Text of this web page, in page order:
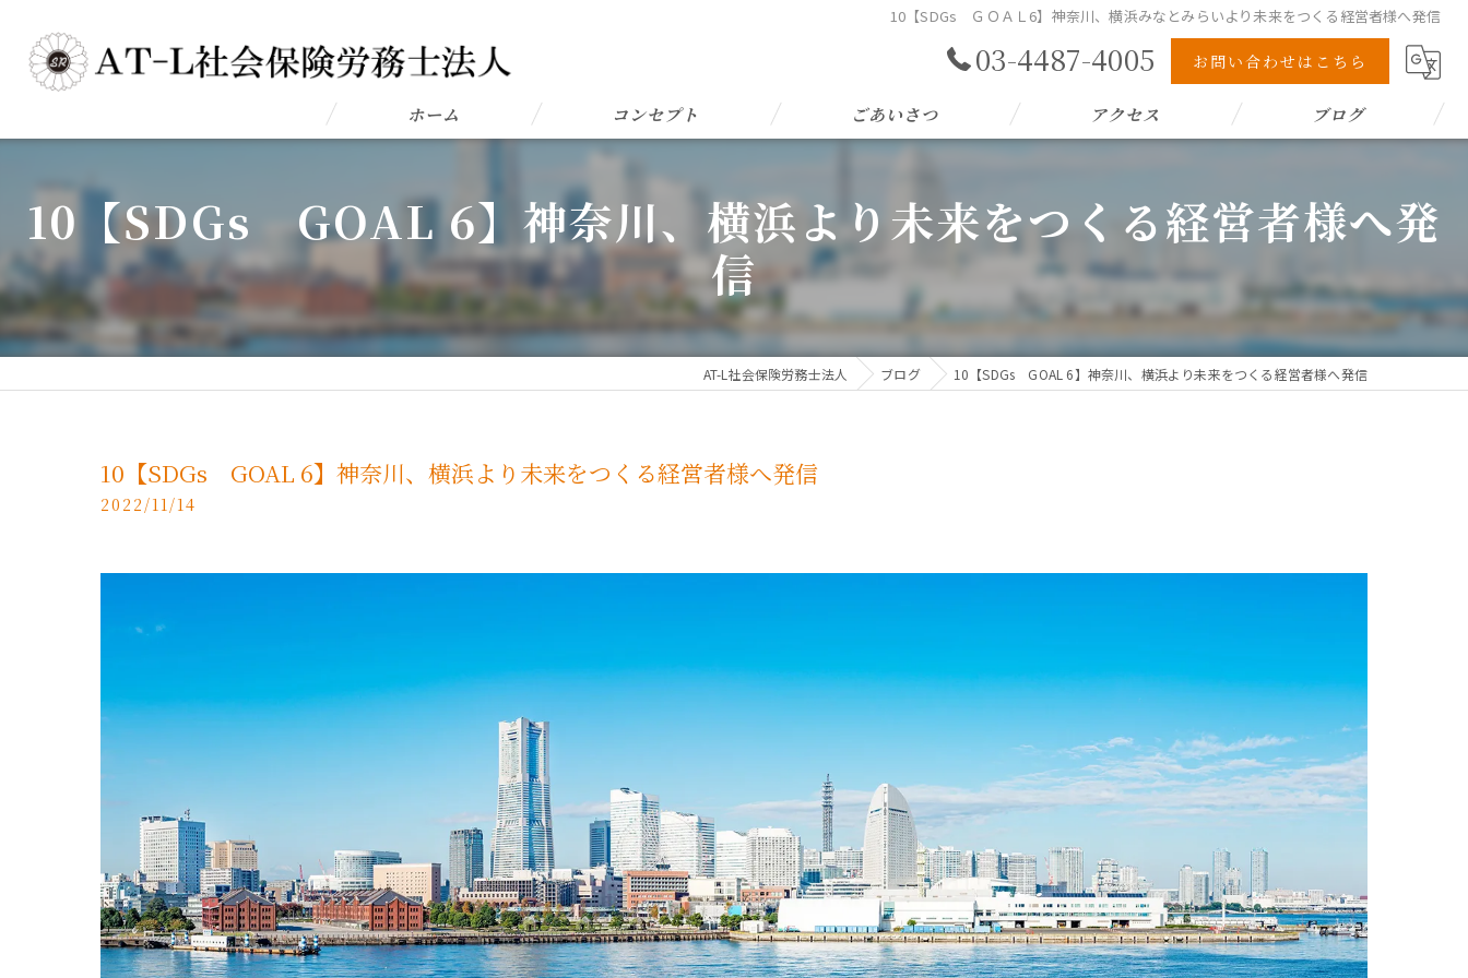
10【SDGs ＧＯＡＬ6】神奈川、横浜みなとみらいより未来をつくる経営者様へ発信
03-4487-4005 お問い合わせはこちら
ホーム コンセプト ごあいさつ アクセス ブログ
10【SDGs GOAL 6】神奈川、横浜より未来をつくる経営者様へ発
信
AT-L社会保険労務士法人 ブログ 10【SDGs GOAL 6】神奈川、横浜より未来をつくる経営者様へ発信
10【SDGs GOAL 6】神奈川、横浜より未来をつくる経営者様へ発信
2022/11/14